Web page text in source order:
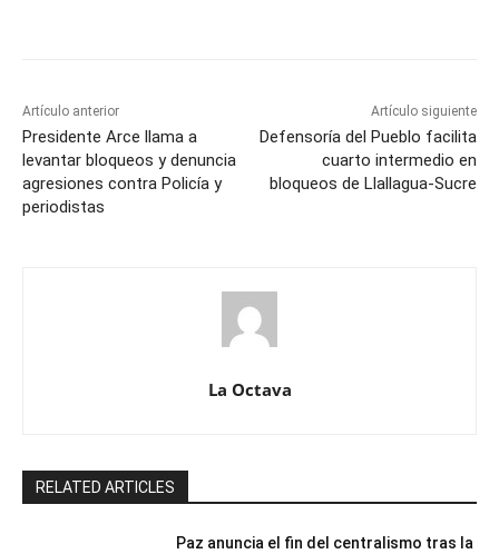
Artículo anterior
Presidente Arce llama a
levantar bloqueos y denuncia
agresiones contra Policía y
periodistas
Artículo siguiente
Defensoría del Pueblo facilita
cuarto intermedio en
bloqueos de Llallagua-Sucre
La Octava
RELATED ARTICLES
Paz anuncia el fin del centralismo tras la